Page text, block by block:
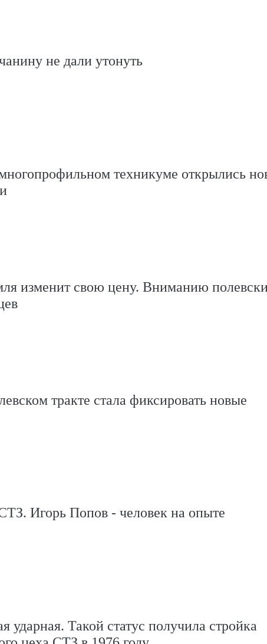
не дали утонуть
техникуме открылись
изменит свою цену. Вниманию
тракте стала фиксировать новые
Игорь Попов - человек на опыте
ударная. Такой статус получила стройка